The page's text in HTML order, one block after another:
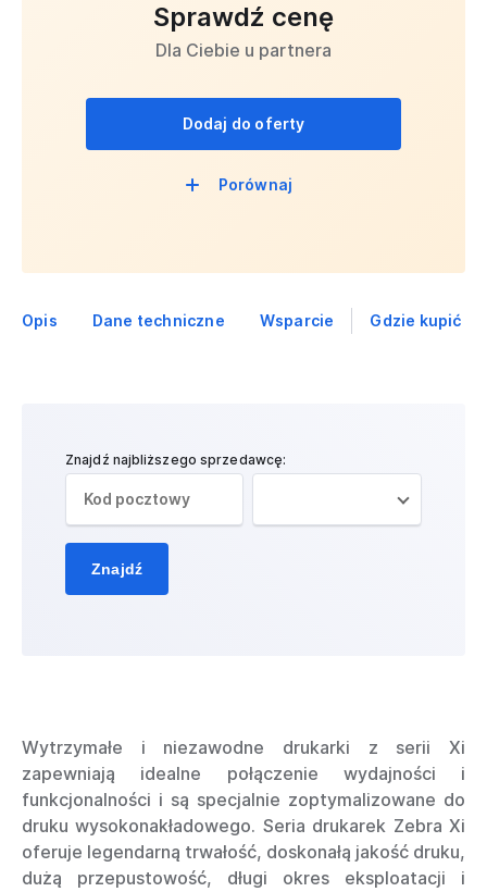
Sprawdź cenę
Dla Ciebie u partnera
Dodaj do oferty
Porównaj
Opis Dane techniczne Wsparcie Gdzie kupić
Znajdź najbliższego sprzedawcę:
Znajdź
Wytrzymałe i niezawodne drukarki z serii Xi
zapewniają idealne połączenie wydajności i
funkcjonalności i są specjalnie zoptymalizowane do
druku wysokonakładowego. Seria drukarek Zebra Xi
oferuje legendarną trwałość, doskonałą jakość druku,
dużą przepustowość, długi okres eksploatacji i